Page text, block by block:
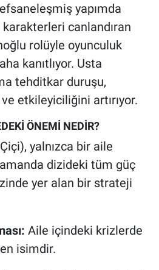
yapımda
karakterleri canlandıran
rolüyle oyunculuk
kanıtlıyor. Usta
tehditkar duruşu,
etkileyiciliğini artırıyor.
ÖNEMİ NEDİR?
yalnızca bir aile
dizideki tüm güç
yer alan bir strateji
Aile içindeki krizlerde
isimdir.